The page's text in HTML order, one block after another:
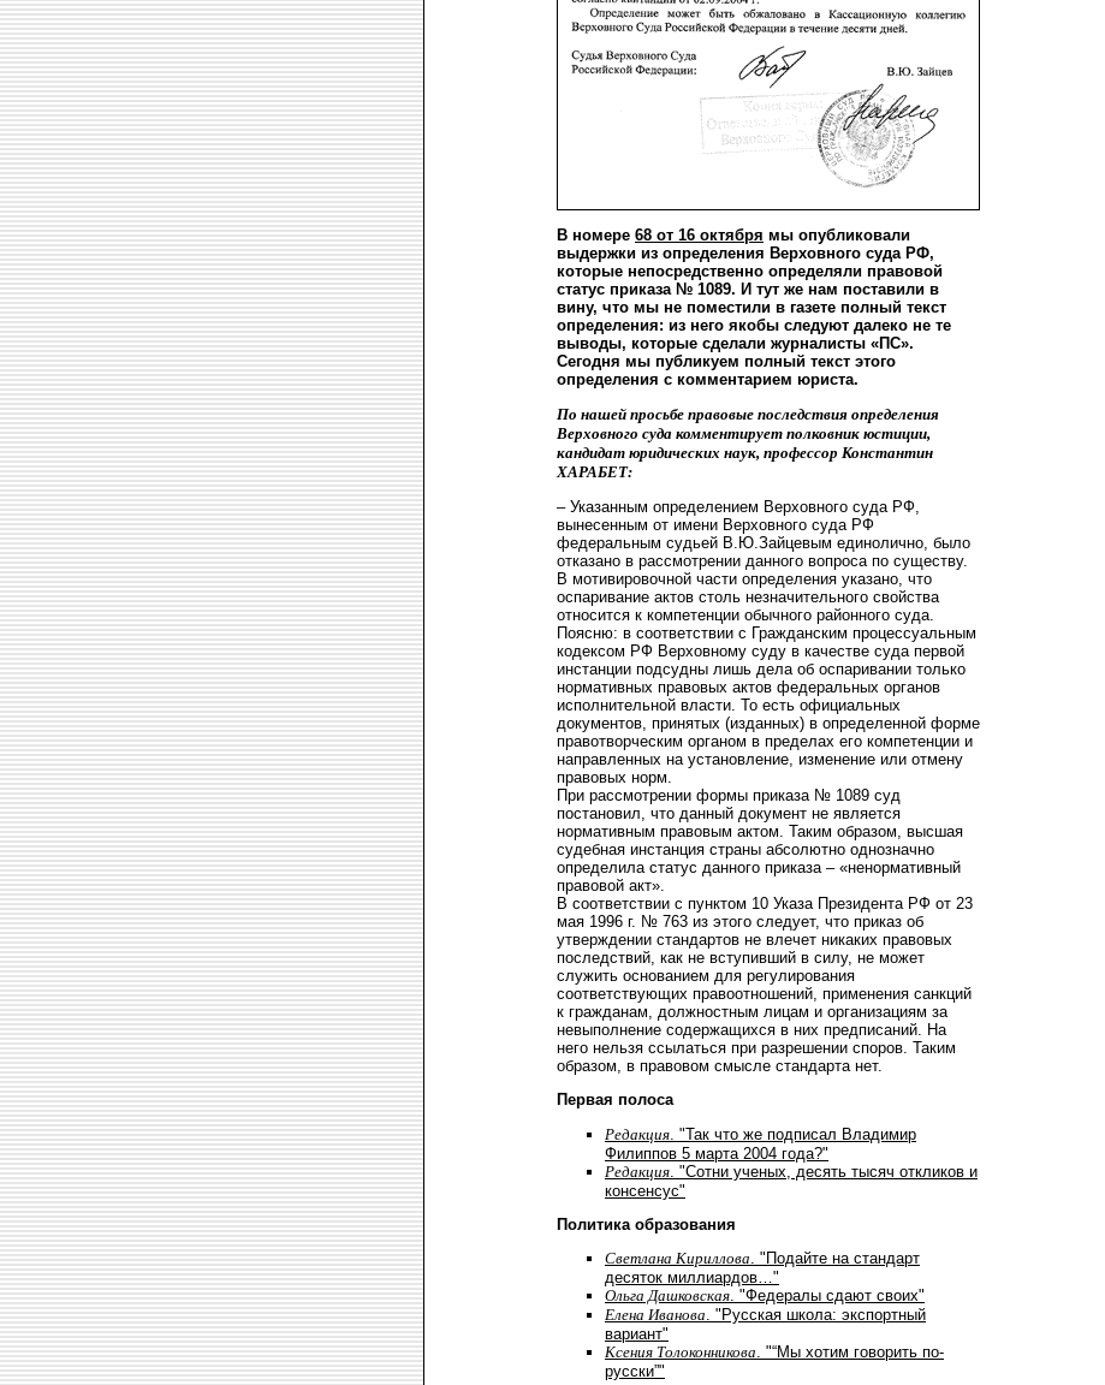
В номере 68 от 16 октября мы опубликовали
выдержки из определения Верховного суда РФ,
которые непосредственно определяли правовой
статус приказа № 1089. И тут же нам поставили в
вину, что мы не поместили в газете полный текст
определения: из него якобы следуют далеко не те
выводы, которые сделали журналисты «ПС».
Сегодня мы публикуем полный текст этого
определения c комментарием юриста.
По нашей просьбе правовые последствия определения
Верховного суда комментирует полковник юстиции,
кандидат юридических наук, профессор Константин
ХАРАБЕТ:
– Указанным определением Верховного суда РФ,
вынесенным от имени Верховного суда РФ
федеральным судьей В.Ю.Зайцевым единолично, было
отказано в рассмотрении данного вопроса по существу.
В мотивировочной части определения указано, что
оспаривание актов столь незначительного свойства
относится к компетенции обычного районного суда.
Поясню: в соответствии с Гражданским процессуальным
кодексом РФ Верховному суду в качестве суда первой
инстанции подсудны лишь дела об оспаривании только
нормативных правовых актов федеральных органов
исполнительной власти. То есть официальных
документов, принятых (изданных) в определенной форме
правотворческим органом в пределах его компетенции и
направленных на установление, изменение или отмену
правовых норм.
При рассмотрении формы приказа № 1089 суд
постановил, что данный документ не является
нормативным правовым актом. Таким образом, высшая
судебная инстанция страны абсолютно однозначно
определила статус данного приказа – «ненормативный
правовой акт».
В соответствии с пунктом 10 Указа Президента РФ от 23
мая 1996 г. № 763 из этого следует, что приказ об
утверждении стандартов не влечет никаких правовых
последствий, как не вступивший в силу, не может
служить основанием для регулирования
соответствующих правоотношений, применения санкций
к гражданам, должностным лицам и организациям за
невыполнение содержащихся в них предписаний. На
него нельзя ссылаться при разрешении споров. Таким
образом, в правовом смысле стандарта нет.
Первая полоса
Редакция . "Так что же подписал Владимир
Филиппов 5 марта 2004 года?"
Редакция . "Сотни ученых, десять тысяч откликов и
консенсус"
Политика образования
Светлана Кириллова. "Подайте на стандарт
десяток миллиардов…"
Ольга Дашковская. "Федералы сдают своих"
Елена Иванова. "Русская школа: экспортный
вариант"
Ксения Толоконникова. "“Мы хотим говорить по-
русски”"